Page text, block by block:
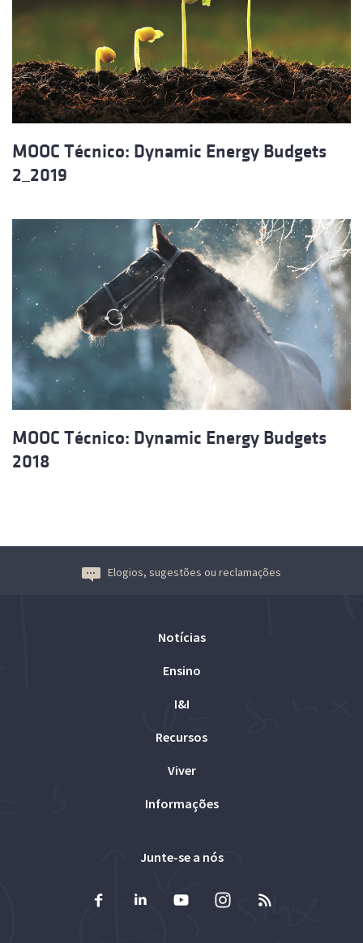
MOOC Técnico: Dynamic Energy Budgets
2_2019
MOOC Técnico: Dynamic Energy Budgets
2018
Elogios, sugestões ou reclamações
Notícias
Ensino
I&I
Recursos
Viver
Informações
Junte-se a nós